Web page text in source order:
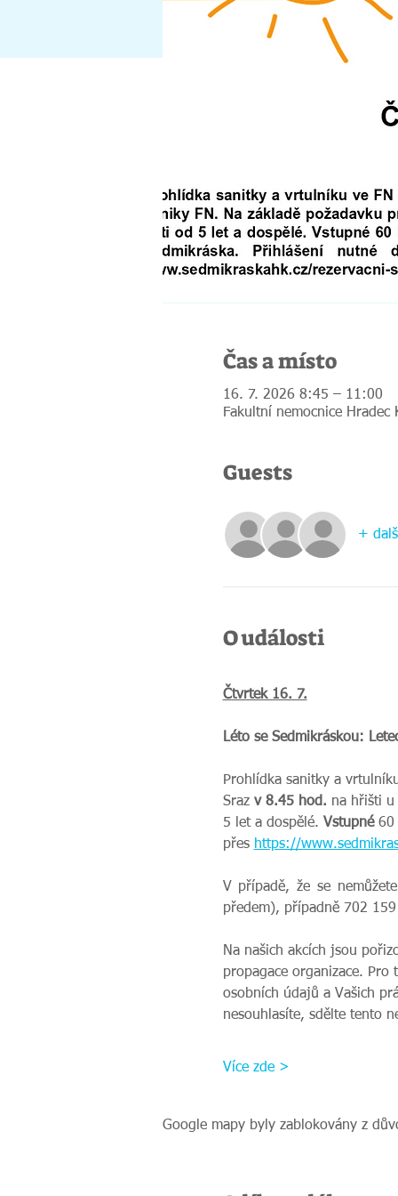
Čas a místo
16. 7. 2026 8:45 – 11:00
Fakultní nemocnice
Guests
+
O události
Čtvrtek 16. 7.
Léto se Sedmikráskou:
Prohlídka sanitky a
Sraz v 8.45 hod. na hřišti u
5 let a dospělé. Vstupné 60
přes https://
V případě, že se
předem), případně 702
Na našich akcích jsou
propagace organizace.
osobních údajů a Vašich
nesouhlasíte, sdělte tento
Více zde >
Google mapy byly zablokovány z